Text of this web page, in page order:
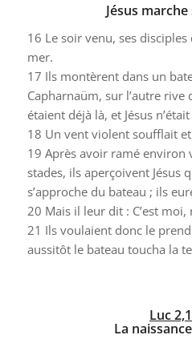
Jésus
16 Le soir venu, ses disciples
mer.
17 Ils montèrent dans un
Capharnaüm, sur l’autre rive
étaient déjà là, et Jésus
18 Un vent violent soufflait
19 Après avoir ramé environ
stades, ils aperçoivent Jésus
s’approche du bateau ; ils
20 Mais il leur dit : C’est moi,
21 Ils voulaient donc le
aussitôt le bateau toucha la
Luc
La